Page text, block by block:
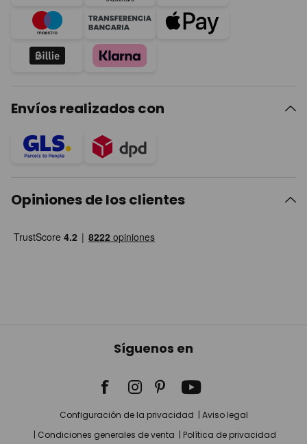
Envíos realizados con
Opiniones de los clientes
Síguenos en
Configuración de la privacidad
Aviso legal
Condiciones generales de venta
Política de privacidad